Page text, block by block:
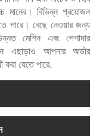
মানের। বিভিন্ন প্রয়োজন
পারে। বেছে নেওয়ার জন্য
মেশিন এবং পেশাদার
এছাড়াও আপনার অর্ডার
করা যেতে পারে.